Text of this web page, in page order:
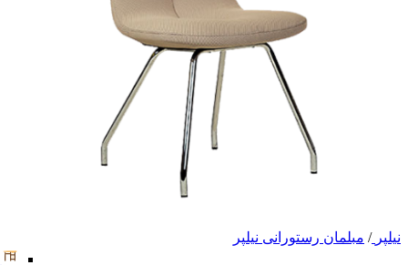
نیلپر / مبلمان رستورانی نیلپر